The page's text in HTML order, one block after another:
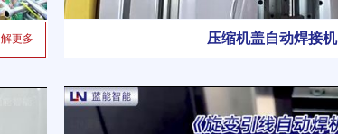
更多 压缩机盖自动焊接机